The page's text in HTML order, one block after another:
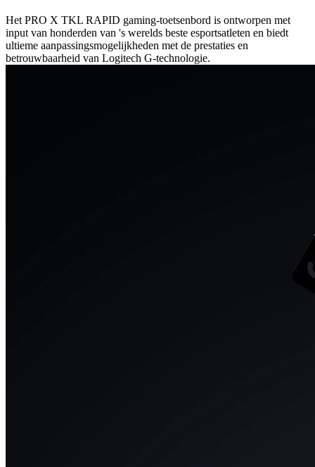
Het PRO X TKL RAPID gaming-toetsenbord is ontworpen met
input van honderden van 's werelds beste esportsatleten en biedt
ultieme aanpassingsmogelijkheden met de prestaties en
betrouwbaarheid van Logitech G-technologie.